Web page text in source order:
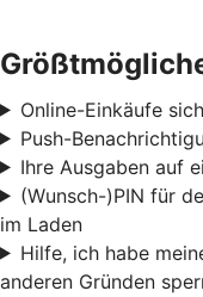
Online-Einkäufe
Push-
Ihre Ausgaben auf
(Wunsch-)PIN für
im Laden
Hilfe, ich habe
anderen Gründen